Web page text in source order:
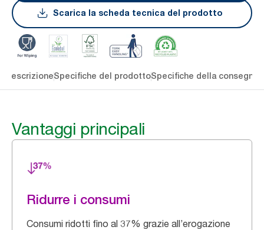
Scarica la scheda tecnica del prodotto
DescrizioneSpecifiche del prodottoSpecifiche della consegna
Vantaggi principali
Ridurre i consumi
Consumi ridotti fino al 37% grazie all’erogazione